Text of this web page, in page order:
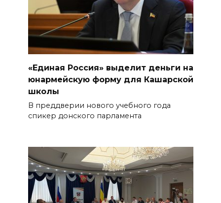
«Единая Россия» выделит деньги на
юнармейскую форму для Кашарской
школы
В преддверии нового учебного года
спикер донского парламента